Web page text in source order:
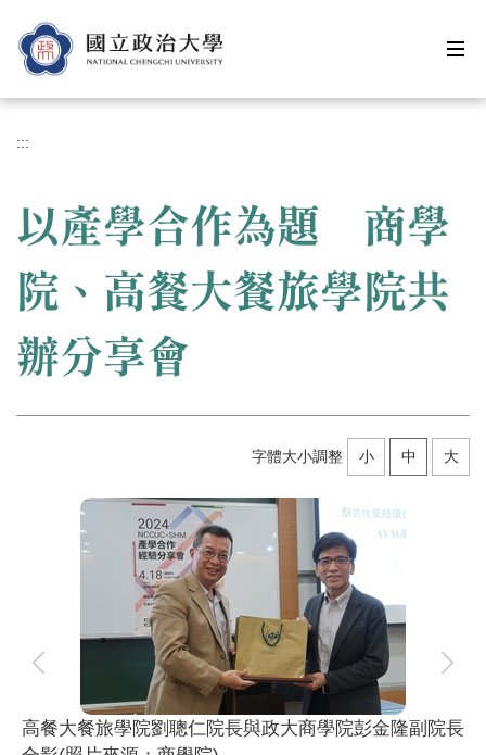
到
主
內
區
:::
以產學合作為題 商學
院、高餐大餐旅學院共
辦分享會
字體大小調整 小 中 大
高餐大餐旅學院劉聰仁院長與政大商學院彭金隆副院長